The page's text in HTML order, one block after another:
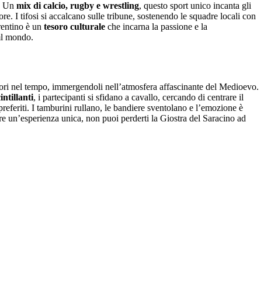
Un mix di calcio, rugby e wrestling, questo sport unico incanta gli
I tifosi si accalcano sulle tribune, sostenendo le squadre locali con
è un tesoro culturale che incarna la passione e la
mondo.
nel tempo, immergendoli nell’atmosfera affascinante del Medioevo.
, i partecipanti si sfidano a cavallo, cercando di centrare il
I tamburini rullano, le bandiere sventolano e l’emozione è
un’esperienza unica, non puoi perderti la Giostra del Saracino ad